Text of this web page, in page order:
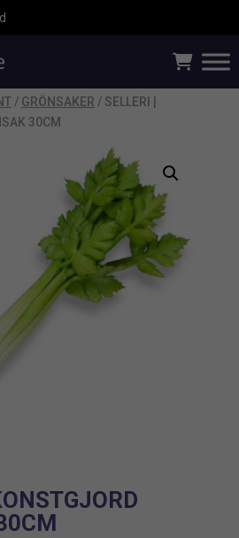
/ GRÖNSAKER / SELLERI |
30CM